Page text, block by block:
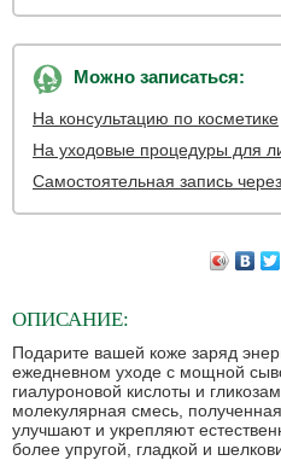
Можно записаться:
На консультацию по косметике
На уходовые процедуры для
Самостоятельная запись
ОПИСАНИЕ:
Подарите вашей коже заряд
ежедневном уходе с мощной
гиалуроновой кислоты и
молекулярная смесь,
улучшают и укрепляют
более упругой, гладкой и